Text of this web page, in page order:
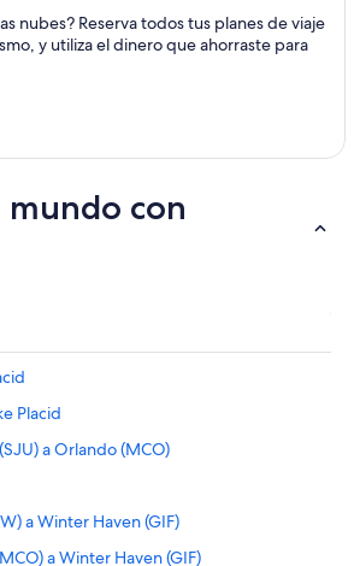
nubes? Reserva todos tus planes de viaje
y utiliza el dinero que ahorraste para
mundo con
Placid
a Orlando (MCO)
a Winter Haven (GIF)
a Winter Haven (GIF)